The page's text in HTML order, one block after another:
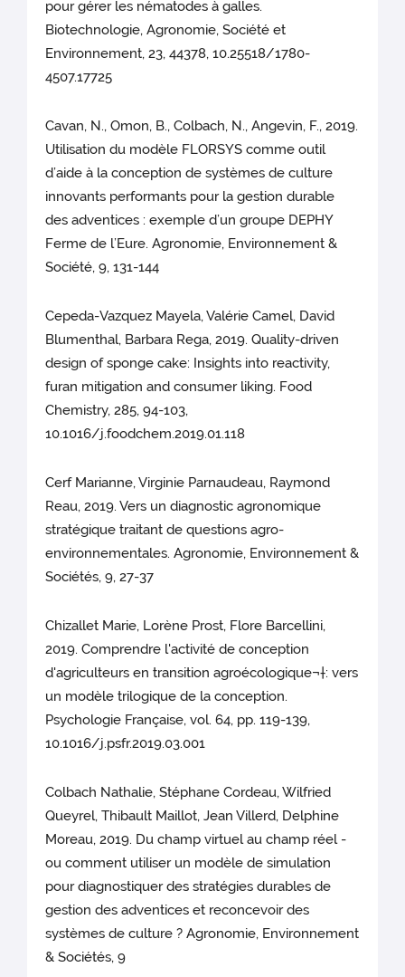
pour gérer les nématodes à galles.
Biotechnologie, Agronomie, Société et
Environnement, 23, 44378, 10.25518/1780-
4507.17725
Cavan, N., Omon, B., Colbach, N., Angevin, F., 2019.
Utilisation du modèle FLORSYS comme outil
d’aide à la conception de systèmes de culture
innovants performants pour la gestion durable
des adventices : exemple d’un groupe DEPHY
Ferme de l’Eure. Agronomie, Environnement &
Société, 9, 131-144
Cepeda-Vazquez Mayela, Valérie Camel, David
Blumenthal, Barbara Rega, 2019. Quality-driven
design of sponge cake: Insights into reactivity,
furan mitigation and consumer liking. Food
Chemistry, 285, 94-103,
10.1016/j.foodchem.2019.01.118
Cerf Marianne, Virginie Parnaudeau, Raymond
Reau, 2019. Vers un diagnostic agronomique
stratégique traitant de questions agro-
environnementales. Agronomie, Environnement &
Sociétés, 9, 27-37
Chizallet Marie, Lorène Prost, Flore Barcellini,
2019. Comprendre l'activité de conception
d'agriculteurs en transition agroécologique¬†: vers
un modèle trilogique de la conception.
Psychologie Française, vol. 64, pp. 119-139,
10.1016/j.psfr.2019.03.001
Colbach Nathalie, Stéphane Cordeau, Wilfried
Queyrel, Thibault Maillot, Jean Villerd, Delphine
Moreau, 2019. Du champ virtuel au champ réel -
ou comment utiliser un modèle de simulation
pour diagnostiquer des stratégies durables de
gestion des adventices et reconcevoir des
systèmes de culture ? Agronomie, Environnement
& Sociétés, 9